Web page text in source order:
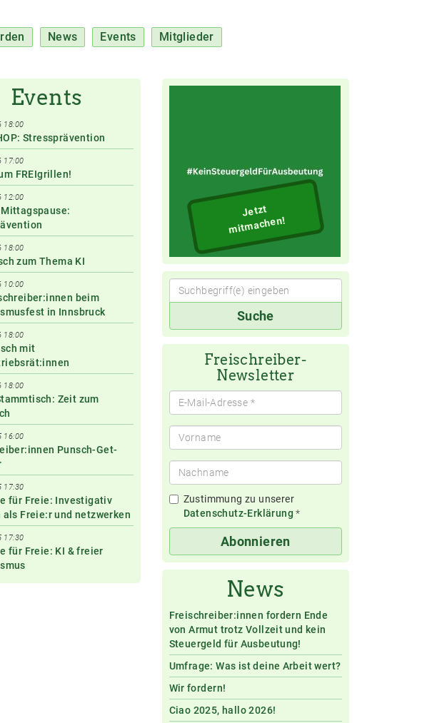
News Events Mitglieder
Events
18:00
Stressprävention
17:00
FREIgrillen!
12:00
18:00
zum Thema KI
10:00
beim
in Innsbruck
18:00
mit
18:00
Zeit zum
16:00
Punsch-Get-
17:30
für Freie: Investigativ
Freie:r und netzwerken
17:30
für Freie: KI & freier
Jetzt
mitmachen!
Suchbegriff(e)Suche
Freischreiber-
Newsletter
Zustimmung zu unserer
Datenschutz-Erklärung *
Abonnieren
News
Freischreiber:innen fordern Ende
von Armut trotz Vollzeit und kein
Steuergeld für Ausbeutung!
Umfrage: Was ist deine Arbeit wert?
Wir fordern!
Ciao 2025, hallo 2026!